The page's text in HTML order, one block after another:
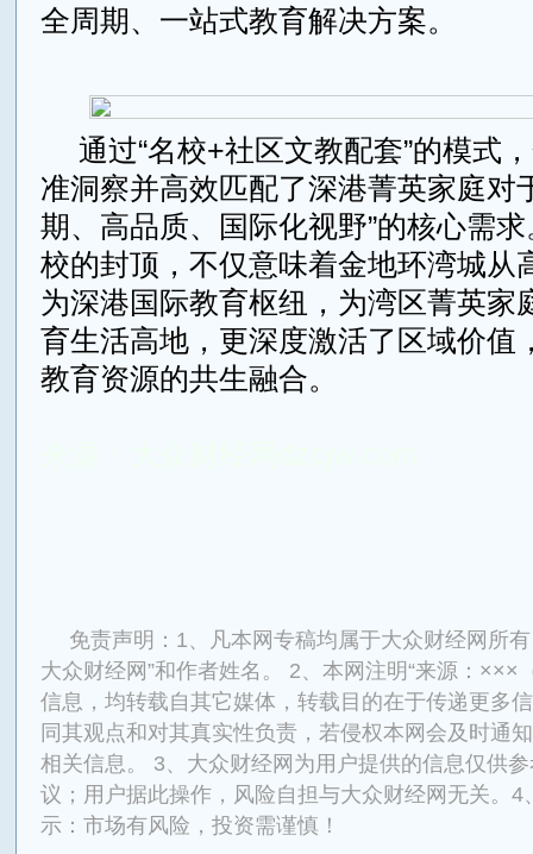
全周期、一站式教育解决方案。
通过“名校+社区文教配套”的模式
准洞察并高效匹配了深港菁英家庭对
期、高品质、国际化视野”的核心需
校的封顶，不仅意味着金地环湾城从
为深港国际教育枢纽，为湾区菁英家
育生活高地，更深度激活了区域价值
教育资源的共生融合。
免责声明：1、凡本网专稿均属于大众财经网所
大众财经网”和作者姓名。 2、本网注明“来源：×××
信息，均转载自其它媒体，转载目的在于传递更多
同其观点和对其真实性负责，若侵权本网会及时通
相关信息。 3、大众财经网为用户提供的信息仅供
议；用户据此操作，风险自担与大众财经网无关。4
示：市场有风险，投资需谨慎！